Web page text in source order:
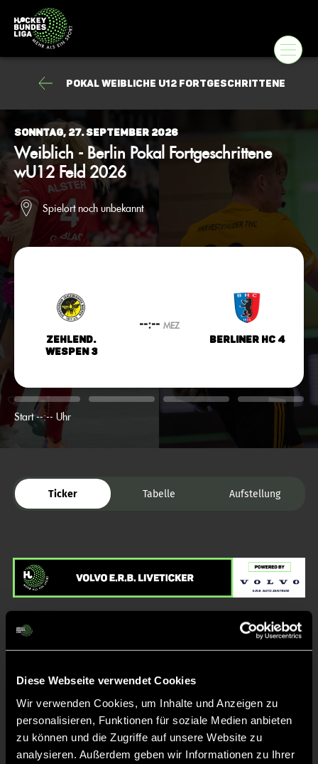
Diese Webseite verwendet Cookies
Wir verwenden Cookies, um Inhalte und Anzeigen zu
personalisieren, Funktionen für soziale Medien anbieten
zu können und die Zugriffe auf unsere Website zu
analysieren. Außerdem geben wir Informationen zu Ihrer
Pokal weibliche U12 Fortgeschrittene
Sonntag, 27. September 2026
Weiblich - Berlin Pokal Fortgeschrittene
wU12 Feld 2026
Spielort noch unbekannt
Zehlend.
Wespen 3
--:-- MEZ
Berliner HC 4
Start --:-- Uhr
Ticker Tabelle Aufstellung
Liveticker
Keine Daten verfügbar.